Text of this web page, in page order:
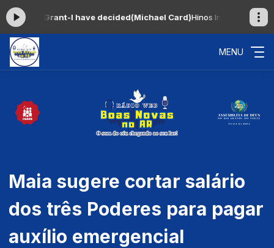
Grant-I have decided(Michael Card)Hinos Inesquecíveis das
MENU
Maia sugere cortar salário
dos três Poderes para pagar
auxílio emergencial